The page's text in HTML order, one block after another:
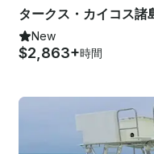
New
$2,863+時間